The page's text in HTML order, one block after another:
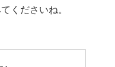
くださいね。